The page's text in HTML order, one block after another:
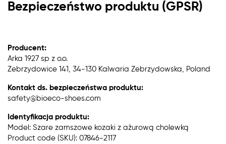
Bezpieczeństwo produktu (GPSR)
Producent:
Arka 1927 sp z o.o.
Zebrzydowice 141, 34-130 Kalwaria Zebrzydowska, Poland
Kontakt ds. bezpieczeństwa produktu:
safety@bioeco-shoes.com
Identyfikacja produktu:
Model: Szare zamszowe kozaki z ażurową cholewką
Product code (SKU): 07846-2117